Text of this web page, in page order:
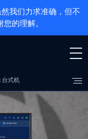
我们力求准确，但不
的理解。
台式机